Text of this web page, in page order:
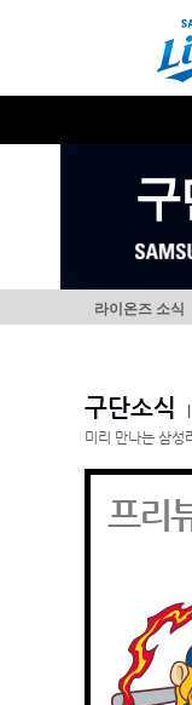
라이온즈 소식
구단소식
미리 만나는 삼성
프리